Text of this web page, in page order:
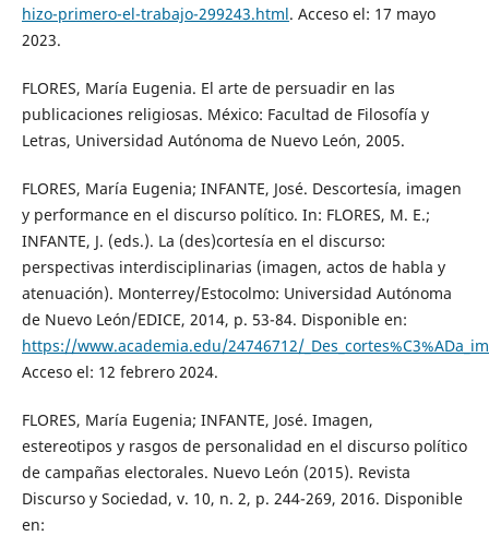
hizo-primero-el-trabajo-299243.html. Acceso el: 17 mayo
2023.
FLORES, María Eugenia. El arte de persuadir en las
publicaciones religiosas. México: Facultad de Filosofía y
Letras, Universidad Autónoma de Nuevo León, 2005.
FLORES, María Eugenia; INFANTE, José. Descortesía, imagen
y performance en el discurso político. In: FLORES, M. E.;
INFANTE, J. (eds.). La (des)cortesía en el discurso:
perspectivas interdisciplinarias (imagen, actos de habla y
atenuación). Monterrey/Estocolmo: Universidad Autónoma
de Nuevo León/EDICE, 2014, p. 53-84. Disponible en:
https://www.academia.edu/24746712/
Acceso el: 12 febrero 2024.
FLORES, María Eugenia; INFANTE, José. Imagen,
estereotipos y rasgos de personalidad en el discurso político
de campañas electorales. Nuevo León (2015). Revista
Discurso y Sociedad, v. 10, n. 2, p. 244-269, 2016. Disponible
en: